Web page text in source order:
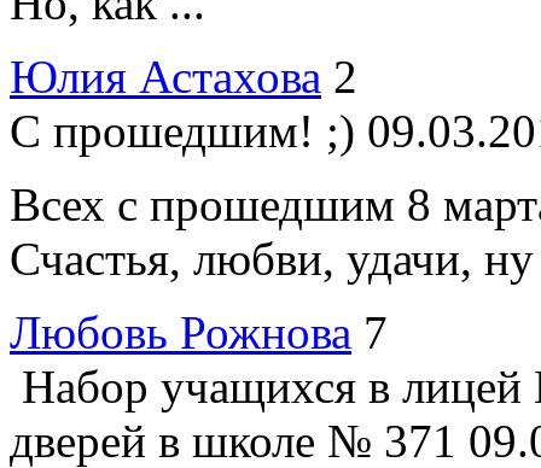
Юлия Астахова 2
С прошедшим! ;)
Всех с прошедшим 8
Счастья, любви, удачи,
Любовь Рожнова 7
Набор учащихся в
дверей в школе № 371